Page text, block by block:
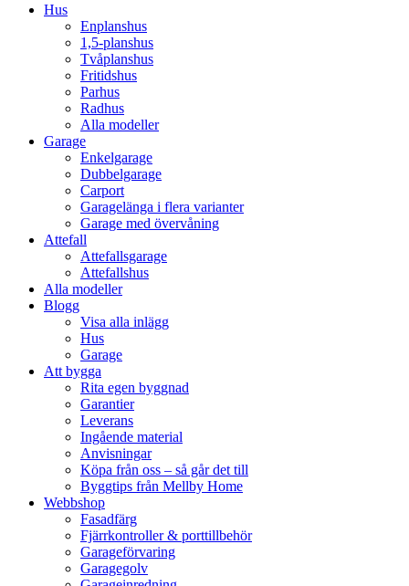
Hus
Enplanshus
1,5-planshus
Tvåplanshus
Fritidshus
Parhus
Radhus
Alla modeller
Garage
Enkelgarage
Dubbelgarage
Carport
Garagelänga i flera varianter
Garage med övervåning
Attefall
Attefallsgarage
Attefallshus
Alla modeller
Blogg
Visa alla inlägg
Hus
Garage
Att bygga
Rita egen byggnad
Garantier
Leverans
Ingående material
Anvisningar
Köpa från oss – så går det till
Byggtips från Mellby Home
Webbshop
Fasadfärg
Fjärrkontroller & porttillbehör
Garageförvaring
Garagegolv